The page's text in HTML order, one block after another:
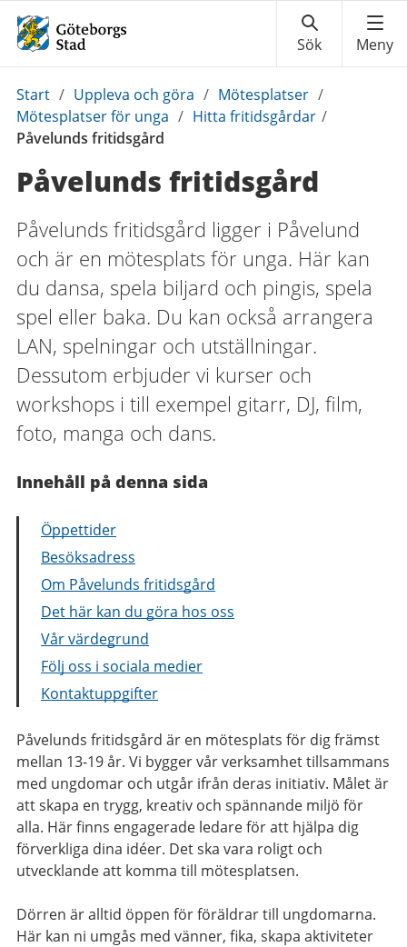
Du
är
här:
Start / Uppleva och göra / Mötesplatser /
Mötesplatser för unga / Hitta fritidsgårdar /
Påvelunds fritidsgård
Påvelunds fritidsgård
Påvelunds fritidsgård ligger i Påvelund
och är en mötesplats för unga. Här kan
du dansa, spela biljard och pingis, spela
spel eller baka. Du kan också arrangera
LAN, spelningar och utställningar.
Dessutom erbjuder vi kurser och
workshops i till exempel gitarr, DJ, film,
foto, manga och dans.
Innehåll på denna sida
Öppettider
Besöksadress
Om Påvelunds fritidsgård
Det här kan du göra hos oss
Vår värdegrund
Följ oss i sociala medier
Kontaktuppgifter
Påvelunds fritidsgård är en mötesplats för dig främst
mellan 13-19 år. Vi bygger vår verksamhet tillsammans
med ungdomar och utgår ifrån deras initiativ. Målet är
att skapa en trygg, kreativ och spännande miljö för
alla. Här finns engagerade ledare för att hjälpa dig
förverkliga dina idéer. Det ska vara roligt och
utvecklande att komma till mötesplatsen.
Dörren är alltid öppen för föräldrar till ungdomarna.
Här kan ni umgås med vänner, fika, skapa aktiviteter